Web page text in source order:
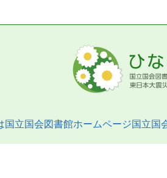
国立国会図書館ホームページ国立国